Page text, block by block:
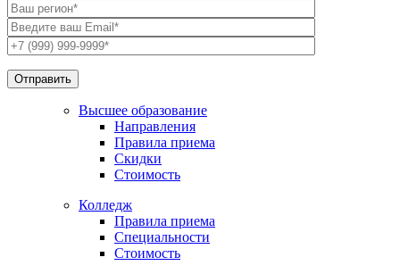
Высшее образование
Направления
Правила приема
Скидки
Стоимость
Колледж
Правила приема
Специальности
Стоимость